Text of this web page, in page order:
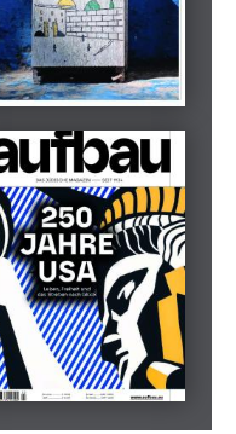
März 2026
Beilage